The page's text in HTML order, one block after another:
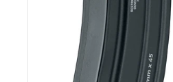
PRESSLUFTPISTOLEN &
PRESSLUFT ZUBEHÖR
DIABOLOS &
KUGELFÄNGE &